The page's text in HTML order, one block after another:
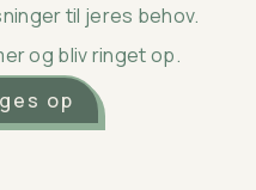
til jeres behov.
og bliv ringet op.